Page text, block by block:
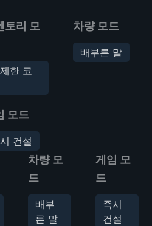
토리 모
한 코
모드
건설
차량 모드
배부른 말
차량 모
드
배부
른 말
게임 모
드
즉시
건설